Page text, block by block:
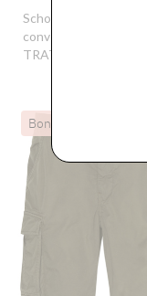
Schott Nyc
convertible pantacourt
TRATTR70 SCHOTT
Bon plan